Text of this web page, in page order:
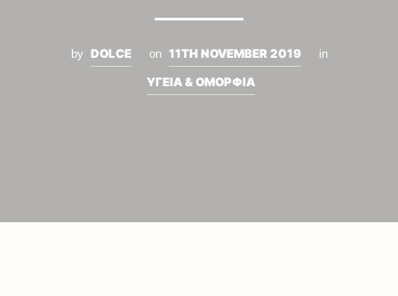
by DOLCE on 11TH NOVEMBER 2019 in
ΥΓΕΙΑ & ΟΜΟΡΦΙΑ